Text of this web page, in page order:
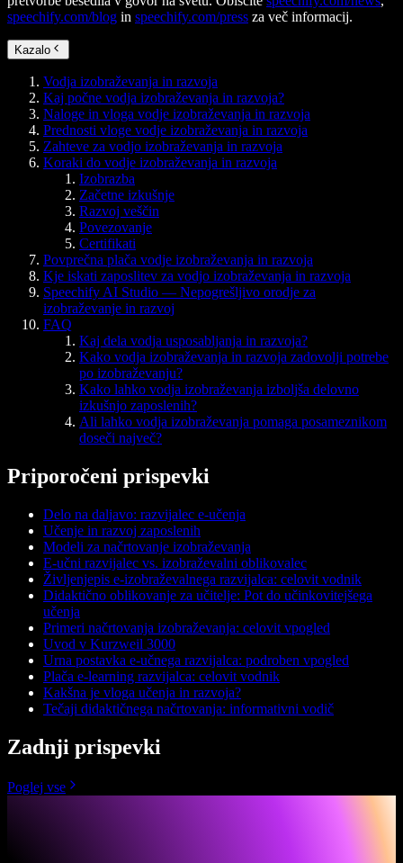
speechify.com/blog in speechify.com/press za več informacij.
Kazalo
Vodja izobraževanja in razvoja
Kaj počne vodja izobraževanja in razvoja?
Naloge in vloga vodje izobraževanja in razvoja
Prednosti vloge vodje izobraževanja in razvoja
Zahteve za vodjo izobraževanja in razvoja
Koraki do vodje izobraževanja in razvoja
Izobrazba
Začetne izkušnje
Razvoj veščin
Povezovanje
Certifikati
Povprečna plača vodje izobraževanja in razvoja
Kje iskati zaposlitev za vodjo izobraževanja in razvoja
Speechify AI Studio — Nepogrešljivo orodje za
izobraževanje in razvoj
FAQ
Kaj dela vodja usposabljanja in razvoja?
Kako vodja izobraževanja in razvoja zadovolji potrebe
po izobraževanju?
Kako lahko vodja izobraževanja izboljša delovno
izkušnjo zaposlenih?
Ali lahko vodja izobraževanja pomaga posameznikom
doseči največ?
Priporočeni prispevki
Delo na daljavo: razvijalec e-učenja
Učenje in razvoj zaposlenih
Modeli za načrtovanje izobraževanja
E-učni razvijalec vs. izobraževalni oblikovalec
Življenjepis e-izobraževalnega razvijalca: celovit vodnik
Didaktično oblikovanje za učitelje: Pot do učinkovitejšega
učenja
Primeri načrtovanja izobraževanja: celovit vpogled
Uvod v Kurzweil 3000
Urna postavka e-učnega razvijalca: podroben vpogled
Plača e-learning razvijalca: celovit vodnik
Kakšna je vloga učenja in razvoja?
Tečaji didaktičnega načrtovanja: informativni vodič
Zadnji prispevki
Poglej vse